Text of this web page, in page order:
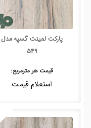
پارکت لمینت گسپه مدل
549
قیمت هر مترمربع:
استعلام قیمت